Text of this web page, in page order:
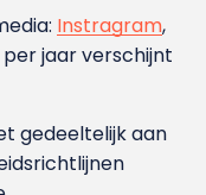
Instragram,
per jaar verschijnt
gedeeltelijk aan